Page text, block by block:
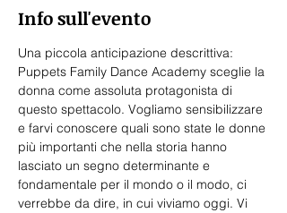
Info sull'evento
Una piccola anticipazione descrittiva:
Puppets Family Dance Academy sceglie la
donna come assoluta protagonista di
questo spettacolo. Vogliamo sensibilizzare
e farvi conoscere quali sono state le donne
più importanti che nella storia hanno
lasciato un segno determinante e
fondamentale per il mondo o il modo, ci
verrebbe da dire, in cui viviamo oggi. Vi